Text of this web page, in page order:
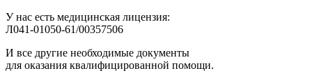
У нас есть медицинская лицензия:
Л041-01050-61/00357506
И все другие необходимые документы
для оказания квалифицированной помощи.